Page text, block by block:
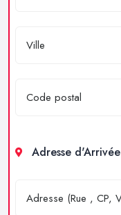
Adresse d'Arrivée